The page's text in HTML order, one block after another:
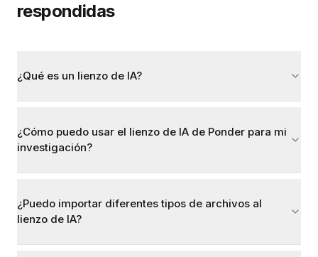
respondidas
¿Qué es un lienzo de IA?
¿Cómo puedo usar el lienzo de IA de Ponder para mi
investigación?
¿Puedo importar diferentes tipos de archivos al
lienzo de IA?